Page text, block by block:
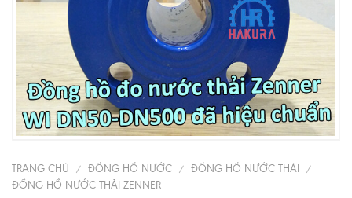
TRANG CHỦ / ĐỒNG HỒ NƯỚC / ĐỒNG HỒ NƯỚC THẢI
/
ĐỒNG HỒ NƯỚC THẢI ZENNER